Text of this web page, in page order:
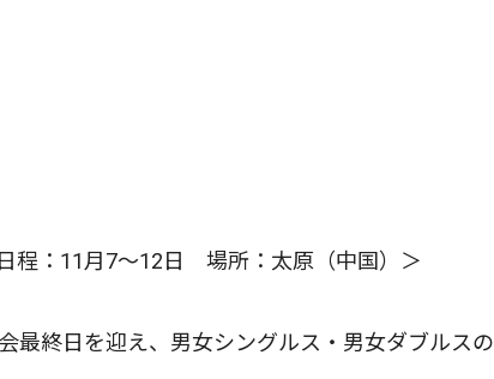
程：11月7～12日 場所：太原（中国）＞
最終日を迎え、男女シングルス・男女ダブルスの